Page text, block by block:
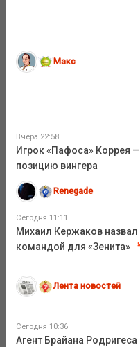
Макс
Вчера 22:58
Игрок «Пафоса» Коррея
позицию вингера
Renegade
Сегодня 11:11
Михаил Кержаков
командой для «Зенита»
Лента новостей
Сегодня 10:36
Агент Брайана